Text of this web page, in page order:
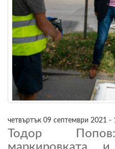
четвъртък 09 септември 2021 -
Тодор